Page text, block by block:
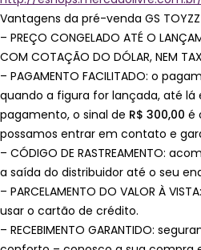
Vantagens da pré-venda GS
– PREÇO CONGELADO ATÉ O
COM COTAÇÃO DO DÓLAR, NEM
– PAGAMENTO FACILITADO: o
quando a figura for lançada, até lá
pagamento, o sinal de R$ 300,00 é
possamos entrar em contato e
– CÓDIGO DE RASTREAMENTO:
a saída do distribuidor até o seu
– PARCELAMENTO DO VALOR À
usar o cartão de crédito.
– RECEBIMENTO GARANTIDO: